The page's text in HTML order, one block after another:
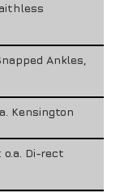
Ankles,
Kensington
Di-rect